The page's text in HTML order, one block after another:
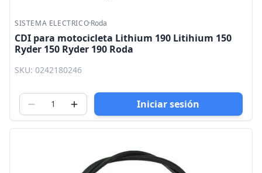
SISTEMA ELECTRICO·Roda
CDI para motocicleta Lithium 190 Litihium 150
Ryder 150 Ryder 190 Roda
SKU: 0242180246
Iniciar sesión